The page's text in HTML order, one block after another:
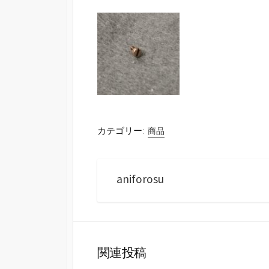
カテゴリー: 商品
aniforosu
関連投稿